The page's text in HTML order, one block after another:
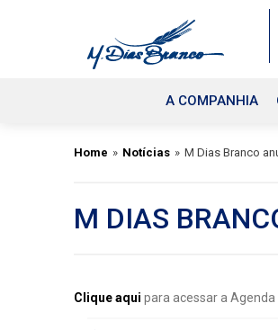
A COMPANHIA
Home » Notícias » M Dias Branco
M DIAS
Clique aqui para acessar a Agenda